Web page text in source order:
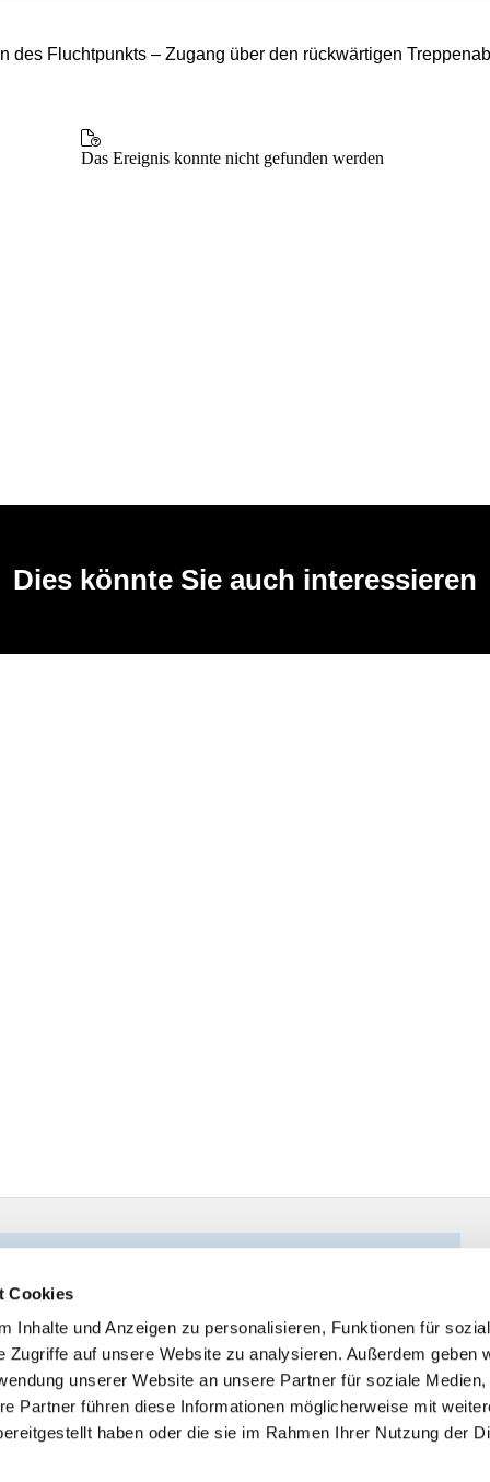
Cookies
Inhalte und Anzeigen zu personalisieren, Funktionen für
Zugriffe auf unsere Website zu analysieren. Außerdem geben
unserer Website an unsere Partner für soziale Medien,
Partner führen diese Informationen möglicherweise mit
haben oder die sie im Rahmen Ihrer Nutzung der
des Fluchtpunkts – Zugang über den rückwärtigen
Dies könnte Sie auch interessieren